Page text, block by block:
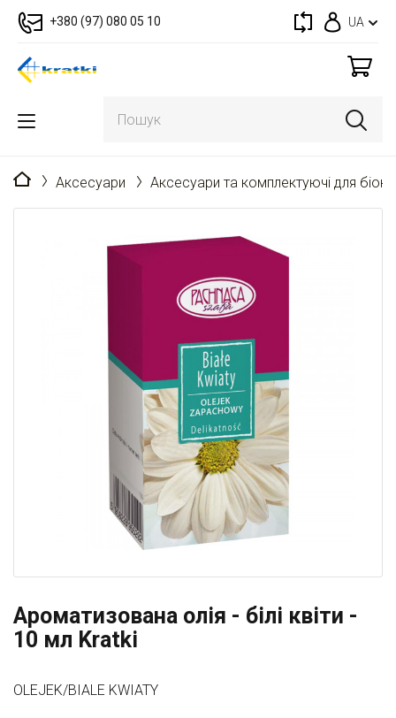
+380 (97) 080 05 10 UA
Головна
Аксесуари Аксесуари та комплектуючі для
Ароматизована олія - білі квіти -
10 мл Kratki
OLEJEK/BIALE KWIATY